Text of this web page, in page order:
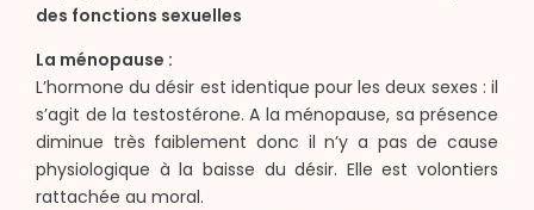
des fonctions sexuelles
La ménopause :
L’hormone du désir est identique pour les deux sexes : il
s’agit de la testostérone. A la ménopause, sa présence
diminue très faiblement donc il n’y a pas de cause
physiologique à la baisse du désir. Elle est volontiers
rattachée au moral.